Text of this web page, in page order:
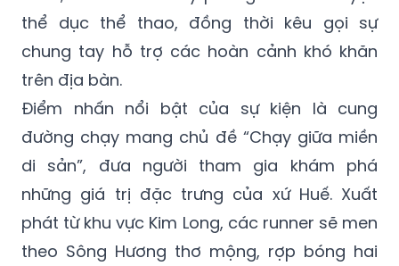
thể dục thể thao, đồng thời kêu gọi sự
chung tay hỗ trợ các hoàn cảnh khó khăn
trên địa bàn.
Điểm nhấn nổi bật của sự kiện là cung
đường chạy mang chủ đề “Chạy giữa miền
di sản”, đưa người tham gia khám phá
những giá trị đặc trưng của xứ Huế. Xuất
phát từ khu vực Kim Long, các runner sẽ men
theo Sông Hương thơ mộng, rợp bóng hai